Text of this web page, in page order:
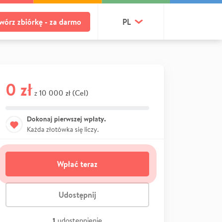
zbiórkę - za darmo PL
0 zł z 10 000 zł (Cel)
Dokonaj pierwszej wpłaty.
Każda złotówka się liczy.
Wpłać teraz
Udostępnij